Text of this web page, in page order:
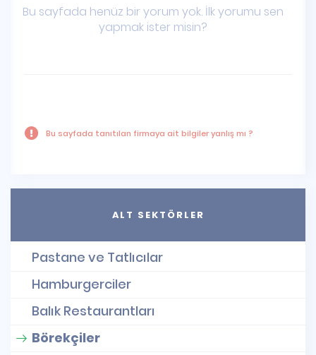
Bu sayfada henüz bir yorum yok. İlk yorumu sen
yapmak ister misin?
Bu sayfada tanıtılan firmaya ait bilgiler yanlış mı ?
ALT SEKTÖRLER
Pastane ve Tatlıcılar
Hamburgerciler
Balık Restaurantları
Börekçiler